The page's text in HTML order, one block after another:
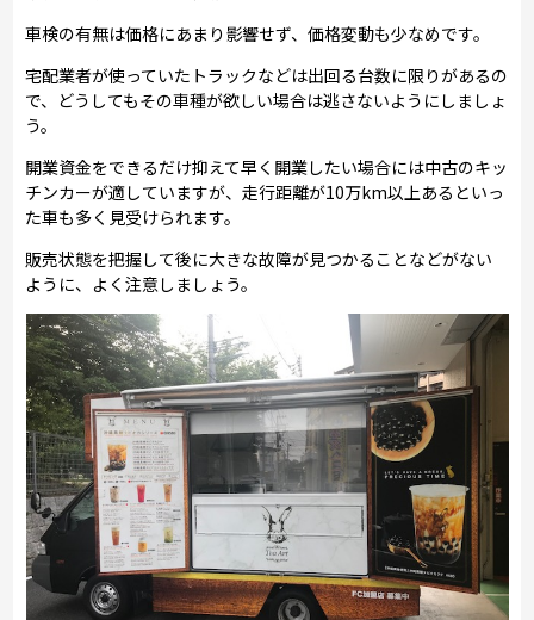
車検の有無は価格にあまり影響せず、価格変動も少なめです。
宅配業者が使っていたトラックなどは出回る台数に限りがあるの
で、どうしてもその車種が欲しい場合は逃さないようにしましょ
う。
開業資金をできるだけ抑えて早く開業したい場合には中古のキッ
チンカーが適していますが、走行距離が10万km以上あるといっ
た車も多く見受けられます。
販売状態を把握して後に大きな故障が見つかることなどがない
ように、よく注意しましょう。